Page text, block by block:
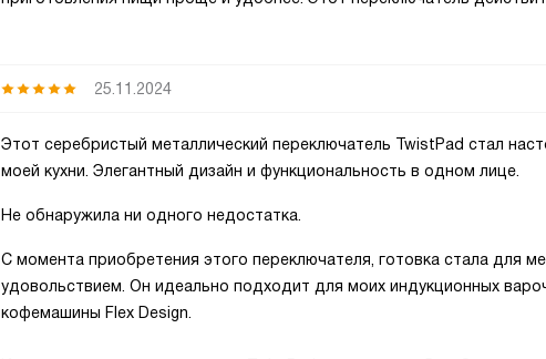
25.11.2024
Этот серебристый металлический переключатель TwistPad стал
моей кухни. Элегантный дизайн и функциональность в одном лице.
Не обнаружила ни одного недостатка.
С момента приобретения этого переключателя, готовка стала для
удовольствием. Он идеально подходит для моих индукционных
кофемашины Flex Design.